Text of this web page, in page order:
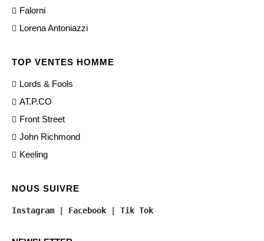
Falorni
Lorena Antoniazzi
TOP VENTES HOMME
Lords & Fools
AT.P.CO
Front Street
John Richmond
Keeling
NOUS SUIVRE
Instagram | Facebook | Tik Tok